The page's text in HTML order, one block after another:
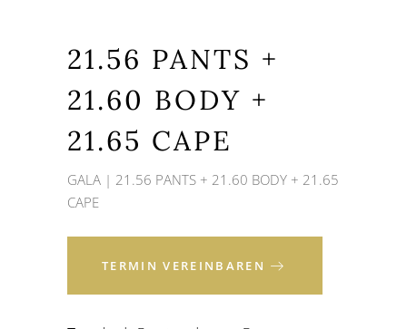
21.56 PANTS +
21.60 BODY +
21.65 CAPE
GALA | 21.56 PANTS + 21.60 BODY + 21.65
CAPE
TERMIN VEREINBAREN